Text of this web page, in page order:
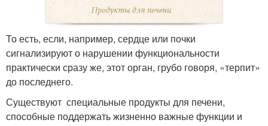
То есть, если, например, сердце или почки
сигнализируют о нарушении функциональности
практически сразу же, этот орган, грубо говоря, «терпит»
до последнего.
Существуют специальные продукты для печени,
способные поддержать жизненно важные функции и